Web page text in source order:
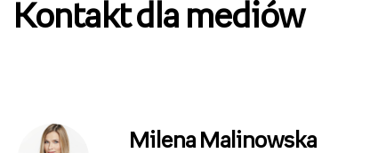
Kontakt dla mediów
Milena Malinowska